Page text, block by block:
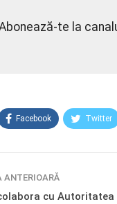
te la
Facebook Twitter
ANTERIOARĂ
cu Autoritatea